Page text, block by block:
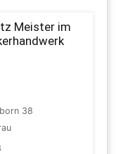
Meister im
38